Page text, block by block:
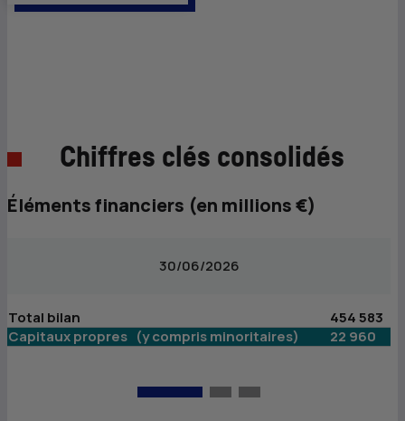
Chiffres clés consolidés
Éléments financiers (en millions €)
30/06/2026
Total bilan
454 583
Capitaux propres (y compris minoritaires)
22 960